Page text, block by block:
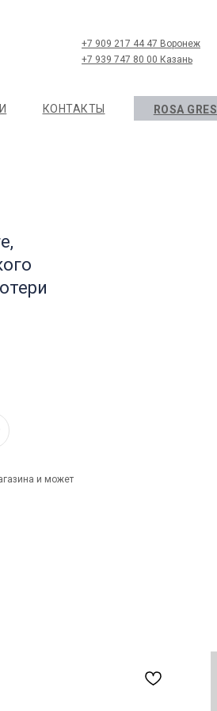
КОНТАКТЫ ROSA GRES
+7 939 747 80 00 Казань
+7 909 217 44 47 Воронеж
и может